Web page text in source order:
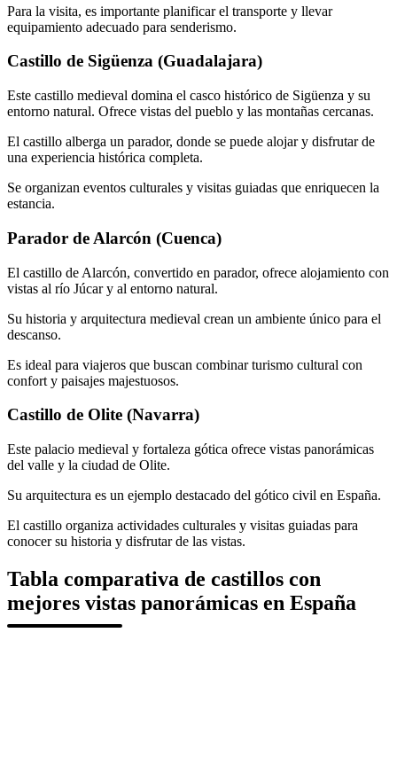
Para la visita, es importante planificar el transporte y llevar
equipamiento adecuado para senderismo.
Castillo de Sigüenza (Guadalajara)
Este castillo medieval domina el casco histórico de Sigüenza y su
entorno natural. Ofrece vistas del pueblo y las montañas cercanas.
El castillo alberga un parador, donde se puede alojar y disfrutar de
una experiencia histórica completa.
Se organizan eventos culturales y visitas guiadas que enriquecen la
estancia.
Parador de Alarcón (Cuenca)
El castillo de Alarcón, convertido en parador, ofrece alojamiento con
vistas al río Júcar y al entorno natural.
Su historia y arquitectura medieval crean un ambiente único para el
descanso.
Es ideal para viajeros que buscan combinar turismo cultural con
confort y paisajes majestuosos.
Castillo de Olite (Navarra)
Este palacio medieval y fortaleza gótica ofrece vistas panorámicas
del valle y la ciudad de Olite.
Su arquitectura es un ejemplo destacado del gótico civil en España.
El castillo organiza actividades culturales y visitas guiadas para
conocer su historia y disfrutar de las vistas.
Tabla comparativa de castillos con
mejores vistas panorámicas en España